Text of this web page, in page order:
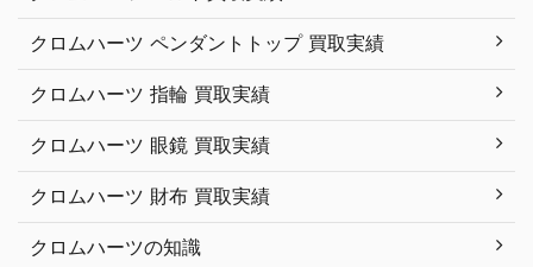
クロムハーツ ペンダントトップ 買取実績
クロムハーツ 指輪 買取実績
クロムハーツ 眼鏡 買取実績
クロムハーツ 財布 買取実績
クロムハーツの知識